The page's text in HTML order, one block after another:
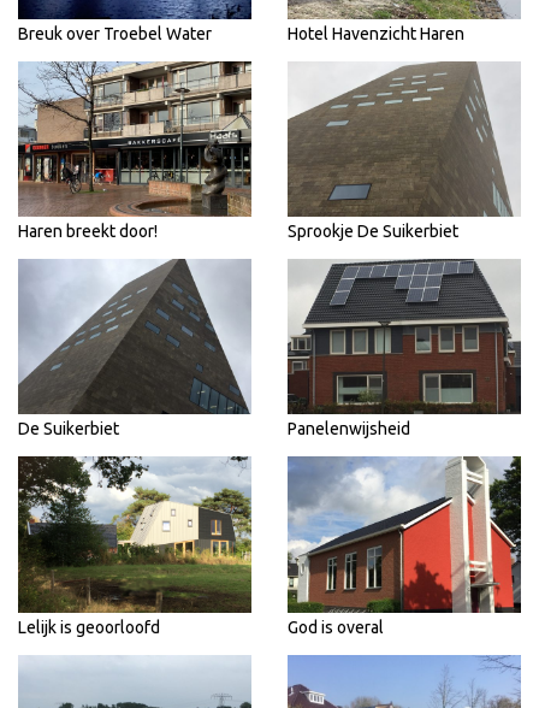
Breuk over Troebel Water Hotel Havenzicht Haren
Haren breekt door! Sprookje De Suikerbiet
De Suikerbiet Panelenwijsheid
Lelijk is geoorloofd God is overal